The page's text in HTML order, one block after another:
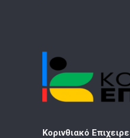
Κορινθιακό